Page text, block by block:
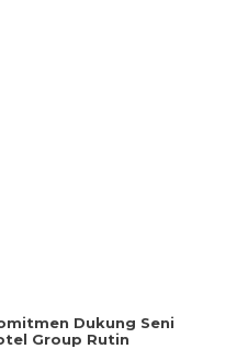
Dukung Seni
Group Rutin